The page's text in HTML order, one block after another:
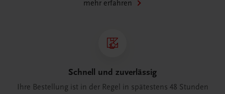
mehr erfahren
Schnell und zuverlässig
Ihre Bestellung ist in der Regel in spätestens 48 Stunden